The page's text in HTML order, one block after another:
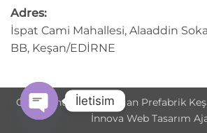
Adres:
İspat Cami Mahallesi, Alaaddin
BB, Keşan/EDİRNE
Copyright © 2025 Doğan Prefabrik
İnnova Web Tasarım
İletisim